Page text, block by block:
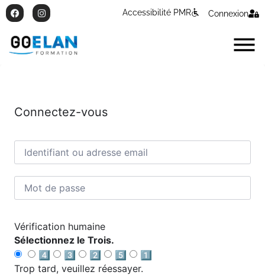
Accessibilité PMR Connexion
Connectez-vous
Vérification humaine
Sélectionnez le Trois.
4️⃣
3️⃣ 2️⃣ 5️⃣
1️⃣
Trop tard, veuillez réessayer.